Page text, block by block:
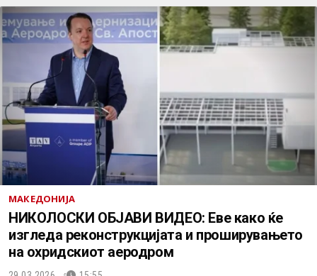
МАКЕДОНИЈА
НИКОЛОСКИ ОБЈАВИ ВИДЕО: Еве како ќе
изгледа реконструкцијата и проширувањето
на охридскиот аеродром